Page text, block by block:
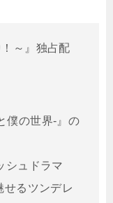
～』独占配
僕の世界-』の
シュドラマ
せるツンデレ